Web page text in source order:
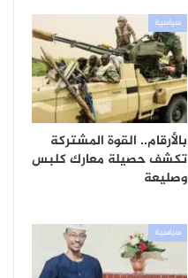
سياسية
بالأرقام.. القوة المشتركة
تكشف حصيلة معارك كلبس
وصليعة
سياسية